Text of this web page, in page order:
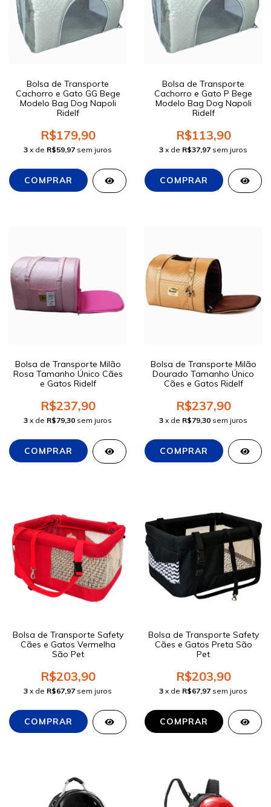
Bolsa de Transporte
Cachorro e Gato GG Bege
Modelo Bag Dog Napoli
Ridelf
R$179,90
3 x de R$59,97 sem juros
Bolsa de Transporte
Cachorro e Gato P Bege
Modelo Bag Dog Napoli
Ridelf
R$113,90
3 x de R$37,97 sem juros
Bolsa de Transporte Milão
Rosa Tamanho Único Cães
e Gatos Ridelf
R$237,90
3 x de R$79,30 sem juros
Bolsa de Transporte Milão
Dourado Tamanho Único
Cães e Gatos Ridelf
R$237,90
3 x de R$79,30 sem juros
Bolsa de Transporte Safety
Cães e Gatos Vermelha
São Pet
R$203,90
3 x de R$67,97 sem juros
Bolsa de Transporte Safety
Cães e Gatos Preta São
Pet
R$203,90
3 x de R$67,97 sem juros
COMPRAR